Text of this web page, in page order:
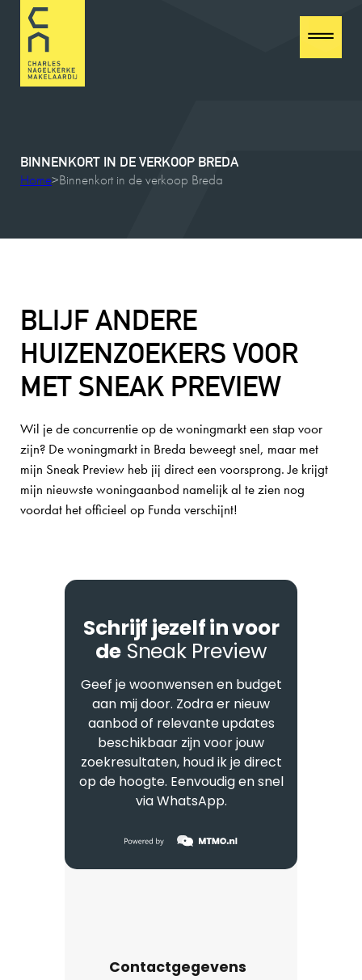
BINNENKORT IN DE VERKOOP BREDA
Home>Binnenkort in de verkoop Breda
BLIJF ANDERE
HUIZENZOEKERS VOOR
MET SNEAK PREVIEW
Wil je de concurrentie op de woningmarkt een stap voor
zijn? De woningmarkt in Breda beweegt snel, maar met
mijn Sneak Preview heb jij direct een voorsprong. Je krijgt
mijn nieuwste woningaanbod namelijk al te zien nog
voordat het officieel op Funda verschijnt!